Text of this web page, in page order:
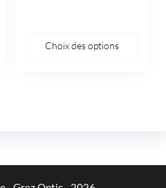
Choix des options